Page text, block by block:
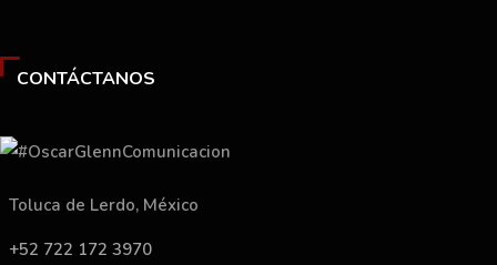
CONTÁCTANOS
Toluca de Lerdo, México
+52 722 172 3970